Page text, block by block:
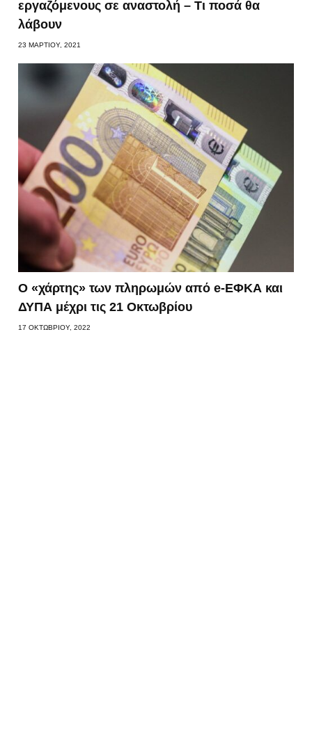
εργαζόμενους σε αναστολή – Τι ποσά θα
λάβουν
23 ΜΑΡΤΊΟΥ, 2021
Ο «χάρτης» των πληρωμών από e-ΕΦΚΑ και
ΔΥΠΑ μέχρι τις 21 Οκτωβρίου
17 ΟΚΤΩΒΡΊΟΥ, 2022